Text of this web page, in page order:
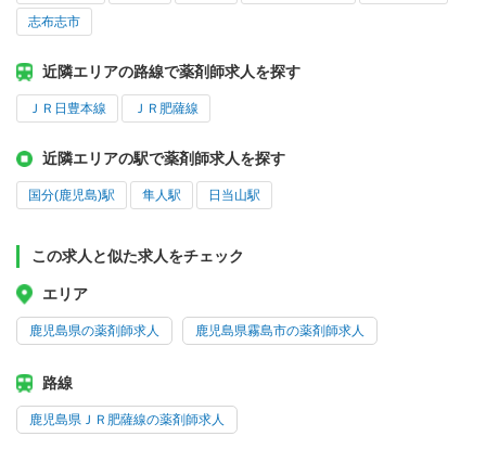
志布志市
近隣エリアの路線で薬剤師求人を探す
ＪＲ日豊本線 ＪＲ肥薩線
近隣エリアの駅で薬剤師求人を探す
国分(鹿児島)駅 隼人駅 日当山駅
この求人と似た求人をチェック
エリア
鹿児島県の薬剤師求人 鹿児島県霧島市の薬剤師求人
路線
鹿児島県ＪＲ肥薩線の薬剤師求人